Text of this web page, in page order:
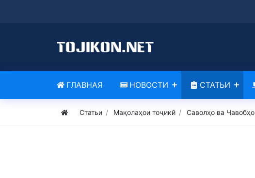
ГЛАВНАЯ НОВОСТИ СТАТЬИ
Статьи Мақолаҳои тоҷикӣ Саволҳо ва Ҷавобҳо